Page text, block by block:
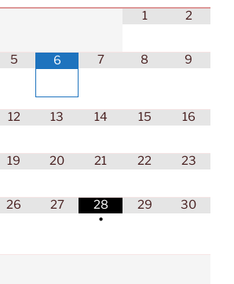
1
2
5 6 7 8 9
12 13 14 15 16
19 20 21 22 23
26 27
28
•
29 30